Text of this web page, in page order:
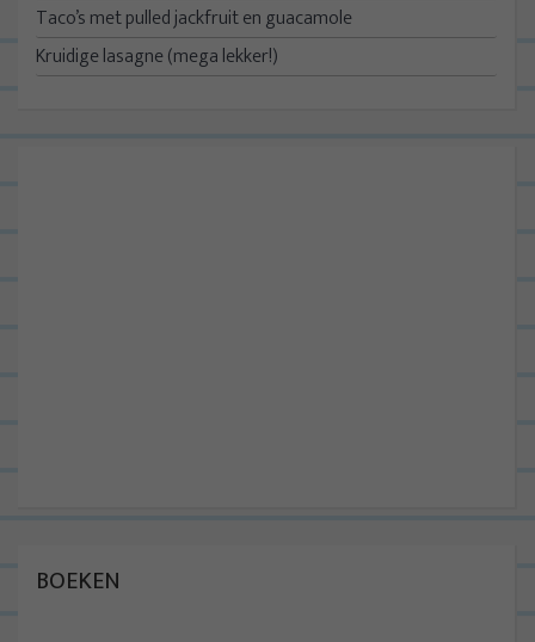
Taco’s met pulled jackfruit en guacamole
Kruidige lasagne (mega lekker!)
BOEKEN